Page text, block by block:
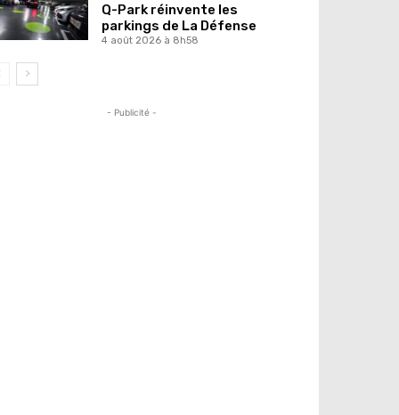
Q-Park réinvente les
parkings de La Défense
4 août 2026 à 8h58
- Publicité -